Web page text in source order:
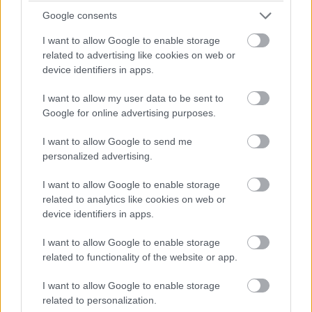
Google consents
I want to allow Google to enable storage
related to advertising like cookies on web or
device identifiers in apps.
I want to allow my user data to be sent to
Google for online advertising purposes.
I want to allow Google to send me
personalized advertising.
I want to allow Google to enable storage
related to analytics like cookies on web or
device identifiers in apps.
I want to allow Google to enable storage
related to functionality of the website or app.
I want to allow Google to enable storage
related to personalization.
csak egy töredékük maradt a kész termékre, azok is
A Suicide Squad: Öngyilkos Osztag nem csak a
marketinganyagok fényében katasztrofális - még ha nem
is vállalhatatlan, mert egyszeri szórakozásnak akár még
jó is lehet - hanem amit a stáb, és a koncepció is ígért.